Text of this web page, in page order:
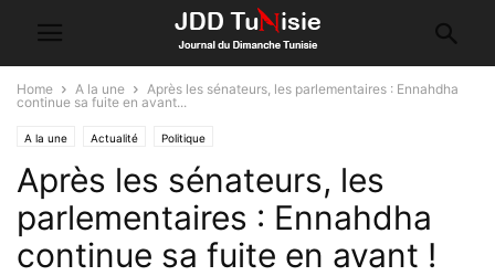
Home A la une
Après les sénateurs, les parlementaires : Ennahdha
continue sa fuite en avant...
A la une Actualité Politique
Après les sénateurs, les
parlementaires : Ennahdha
continue sa fuite en avant !